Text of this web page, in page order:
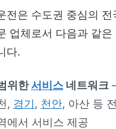
전은 수도권 중심의 전
업체로서 다음과 같은
다.
위한서비스네트워크
, 경기, 천안, 아산 등
에서 서비스 제공